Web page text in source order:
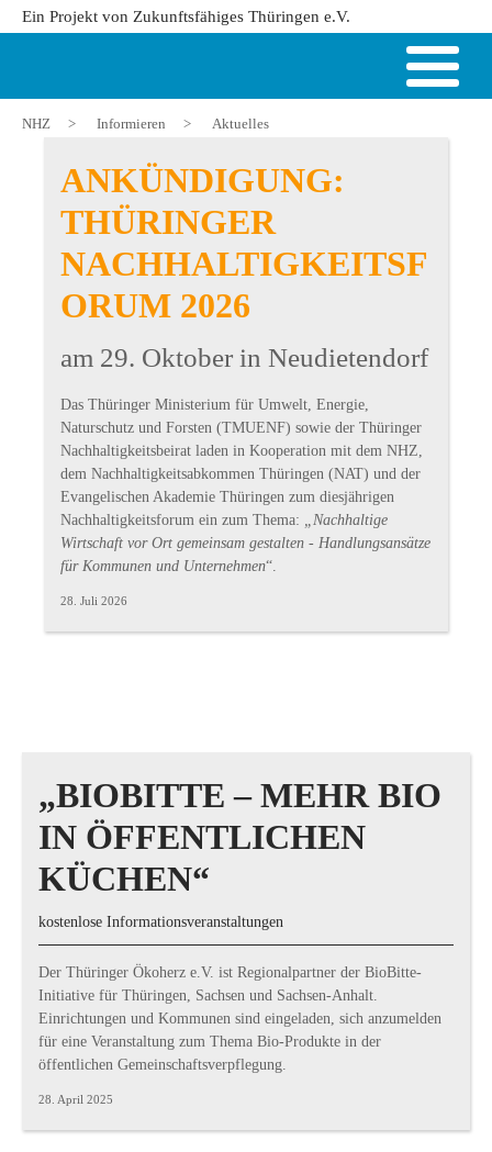
Ein Projekt von Zukunftsfähiges Thüringen e.V.
NHZ > Informieren > Aktuelles
28. Juli 2026
ANKÜNDIGUNG:
THÜRINGER
NACHHALTIGKEITSF
ORUM 2026
am 29. Oktober in Neudietendorf
Das Thüringer Ministerium für Umwelt, Energie,
Naturschutz und Forsten (TMUENF) sowie der Thüringer
Nachhaltigkeitsbeirat laden in Kooperation mit dem NHZ,
dem Nachhaltigkeitsabkommen Thüringen (NAT) und der
Evangelischen Akademie Thüringen zum diesjährigen
Nachhaltigkeitsforum ein zum Thema: „Nachhaltige
Wirtschaft vor Ort gemeinsam gestalten - Handlungsansätze
für Kommunen und Unternehmen“.
„BIOBITTE – MEHR BIO
IN ÖFFENTLICHEN
KÜCHEN“
kostenlose Informationsveranstaltungen
Der Thüringer Ökoherz e.V. ist Regionalpartner der BioBitte-
Initiative für Thüringen, Sachsen und Sachsen-Anhalt.
Einrichtungen und Kommunen sind eingeladen, sich anzumelden
für eine Veranstaltung zum Thema Bio-Produkte in der
öffentlichen Gemeinschaftsverpflegung.
28. April 2025